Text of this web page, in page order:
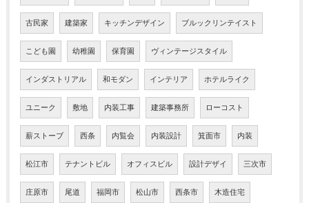
古民家 建築家 キッチンデザイン ブルックリンテイスト
こども園 幼稚園 保育園 ヴィンテージスタイル
インダストリアル 和モダン インテリア ホテルライク
ユニーク 敷地 内装工事 建築事務所 ローコスト
薪ストーブ 西条 内覧会 内装設計 箕面市 内装
松江市 テナントビル オフィスビル 設計デザイ 三次市
庄原市 尾道 福岡市 松山市 西条市 木造住宅